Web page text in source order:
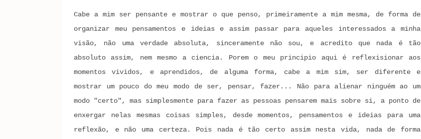
Cabe a mim ser pensante e mostrar o que penso, primeiramente a mim mesma, de forma de
organizar meu pensamentos e ideias e assim passar para aqueles interessados a minha
visão, não uma verdade absoluta, sinceramente não sou, e acredito que nada é tão
absoluto assim, nem mesmo a ciencia. Porem o meu principio aqui é reflexisionar aos
momentos vividos, e aprendidos, de alguma forma, cabe a mim sim, ser diferente e
mostrar um pouco do meu modo de ser, pensar, fazer... Não para alienar ninguém ao um
modo "certo", mas simplesmente para fazer as pessoas pensarem mais sobre si, a ponto de
enxergar nelas mesmas coisas simples, desde momentos, pensamentos e ideias para uma
reflexão, e não uma certeza. Pois nada é tão certo assim nesta vida, nada de forma